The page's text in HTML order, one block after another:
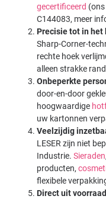
gecertificeerd
C144083, meer
Precisie tot in
Sharp-Corner-
rechte hoek
alleen strakke
Onbeperkte
door-en-door
hoogwaardige
uw kartonnen
Veelzijdig
LESER zijn niet
Industrie. Sieraden,
producten,
flexibele
Direct uit